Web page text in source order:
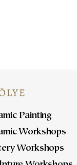
Painting
Workshops
Workshops